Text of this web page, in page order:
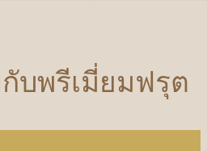
บพรีเมี่ยมฟรุต